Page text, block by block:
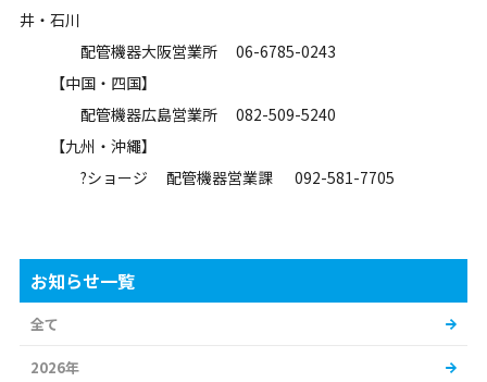
井・石川
配管機器大阪営業所 06-6785-0243
【中国・四国】
配管機器広島営業所 082-509-5240
【九州・沖繩】
?ショージ 配管機器営業課 092-581-7705
お知らせ一覧
全て
2026年